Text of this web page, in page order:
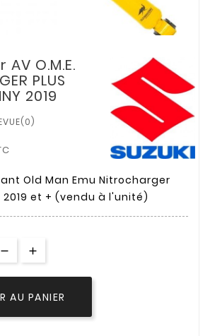
O.M.E.
PLUS
2019
Old Man Emu Nitrocharger
2019 et + (vendu à l'unité)
AU PANIER